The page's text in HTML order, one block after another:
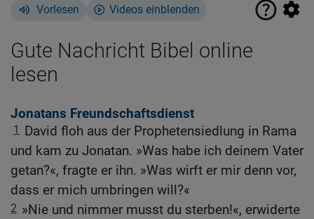
Vorlesen Videos einblenden
Gute Nachricht Bibel online
lesen
Jonatans Freundschaftsdienst
1
David floh aus der Prophetensiedlung in Rama
und kam zu Jonatan. »Was habe ich deinem Vater
getan?«, fragte er ihn. »Was wirft er mir denn vor,
dass er mich umbringen will?«
2 »Nie und nimmer musst du sterben!«, erwiderte